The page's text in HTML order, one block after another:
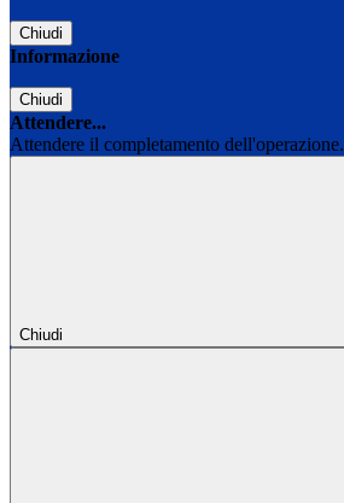
Chiudi
Informazione
Chiudi
Attendere...
Attendere il completamento
Chiudi